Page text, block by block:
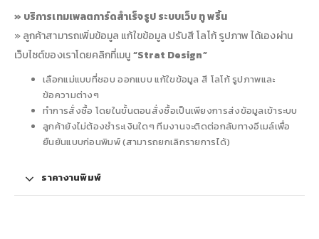
» บริการเทมเพลตการ์ดสำเร็จรูป ระบบเว็บ ทู พริ้น
» ลูกค้าสามารถเพิ่มข้อมูล แก้ใขข้อมูล ปรับสี โลโก้ รูปภาพ ได้เองผ่าน
เว็บไซต์ของเราโดยคลิกที่เมนู“Strat Design”
เลือกแม่แบบที่ชอบ ออกแบบ แก้ใขข้อมูล สี โลโก้ รูปภาพและ
ข้อความต่างๆ
ทำการสั่งซื้อ โดยในขั้นตอนสั่งซื้อเป็นเพียงการส่งข้อมูลเข้าระบบ
ลูกค้ายังไม่ต้องชำระเงินใดๆ ทีมงานจะติดต่อกลับทางอีเมล์เพื่อ
ยืนยันแบบก่อนพิมพ์ (สามารถยกเลิกรายการได้)
ราคางานพิมพ์